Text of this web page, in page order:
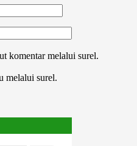
komentar melalui surel.
melalui surel.